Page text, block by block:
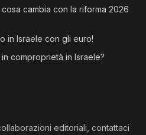
cambia con la riforma 2026
in Israele con gli euro!
comproprietà in Israele?
editoriali, contattaci